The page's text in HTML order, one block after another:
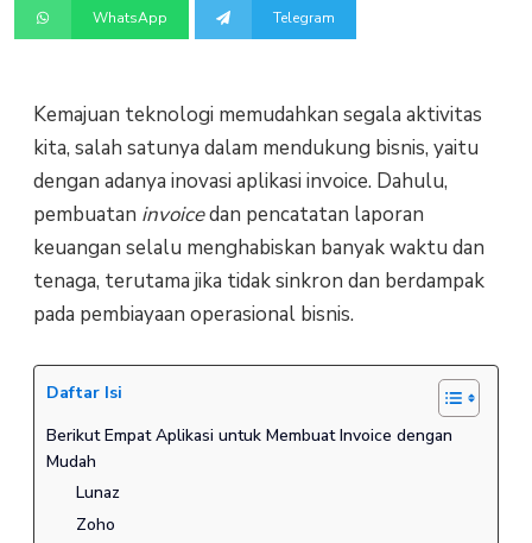
WhatsApp Telegram
Kemajuan teknologi memudahkan segala aktivitas
kita, salah satunya dalam mendukung bisnis, yaitu
dengan adanya inovasi aplikasi invoice. Dahulu,
pembuatan invoicedan pencatatan laporan
keuangan selalu menghabiskan banyak waktu dan
tenaga, terutama jika tidak sinkron dan berdampak
pada pembiayaan operasional bisnis.
Daftar Isi
Berikut Empat Aplikasi untuk Membuat Invoice dengan
Mudah
Lunaz
Zoho